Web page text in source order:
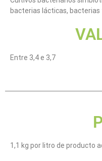
bacterias lácticas,
Entre 3,4 e 3,7
1,1 kg por litro de producto